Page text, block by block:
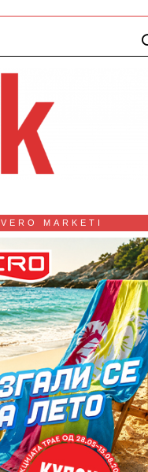
VERO MARKETI